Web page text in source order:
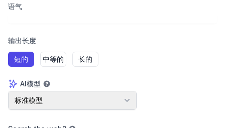
语气
输出长度
短的 中等的 长的
AI模型
AI模型
标准模型